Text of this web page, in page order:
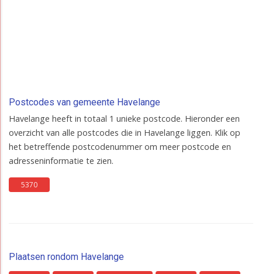
Postcodes van gemeente Havelange
Havelange heeft in totaal 1 unieke postcode. Hieronder een
overzicht van alle postcodes die in Havelange liggen. Klik op
het betreffende postcodenummer om meer postcode en
adresseninformatie te zien.
5370
Plaatsen rondom Havelange